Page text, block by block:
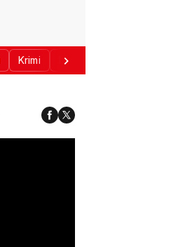
Krimi Donald Trump